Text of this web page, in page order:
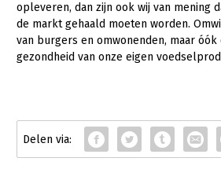
Mensen
Bestuur en Directie
Jaarverslag 2023
Contact
opleveren, dan zijn ook wij van mening
de markt gehaald moeten worden.
van burgers en omwonenden, maar
gezondheid van onze eigen